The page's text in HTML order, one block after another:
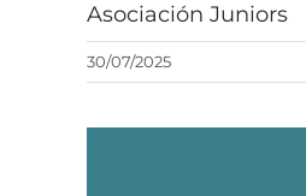
Asociación Juniors
30/07/2025